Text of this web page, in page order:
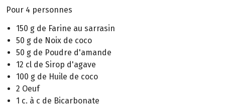
Pour 4 personnes
150 g de Farine au sarrasin
50 g de Noix de coco
50 g de Poudre d'amande
12 cl de Sirop d'agave
100 g de Huile de coco
2 Oeuf
1 c. à c de Bicarbonate